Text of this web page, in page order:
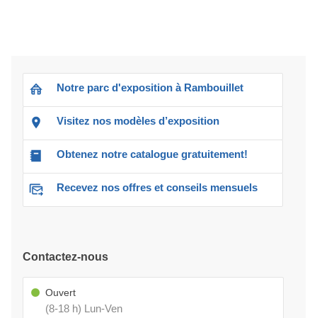
Notre parc d'exposition à Rambouillet
Visitez nos modèles d’exposition
Obtenez notre catalogue gratuitement!
Recevez nos offres et conseils mensuels
Contactez-nous
Ouvert
(8-18 h) Lun-Ven